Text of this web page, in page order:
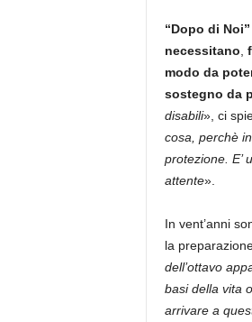
“Dopo di
necessitano
modo da
sostegno da
disabili», ci
cosa, perchè
protezione. E’
attente».
In vent’anni
la
dell’ottavo
basi della vita
arrivare a